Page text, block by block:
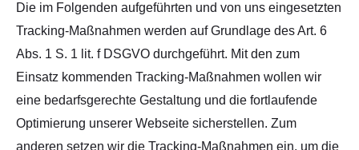
Die im Folgenden aufgeführten und von uns eingesetzten
Tracking-Maßnahmen werden auf Grundlage des Art. 6
Abs. 1 S. 1 lit. f DSGVO durchgeführt. Mit den zum
Einsatz kommenden Tracking-Maßnahmen wollen wir
eine bedarfsgerechte Gestaltung und die fortlaufende
Optimierung unserer Webseite sicherstellen. Zum
anderen setzen wir die Tracking-Maßnahmen ein, um die